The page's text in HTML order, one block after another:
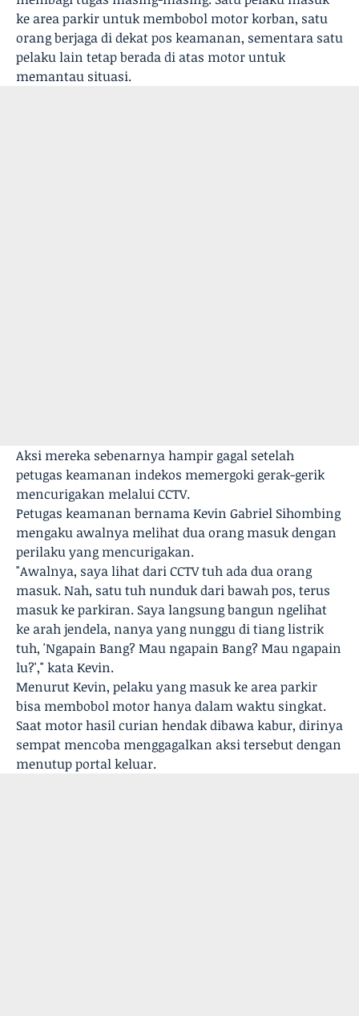
ke area parkir untuk membobol motor korban, satu
orang berjaga di dekat pos keamanan, sementara satu
pelaku lain tetap berada di atas motor untuk
memantau situasi.
Aksi mereka sebenarnya hampir gagal setelah
petugas keamanan indekos memergoki gerak-gerik
mencurigakan melalui CCTV.
Petugas keamanan bernama Kevin Gabriel Sihombing
mengaku awalnya melihat dua orang masuk dengan
perilaku yang mencurigakan.
"Awalnya, saya lihat dari CCTV tuh ada dua orang
masuk. Nah, satu tuh nunduk dari bawah pos, terus
masuk ke parkiran. Saya langsung bangun ngelihat
ke arah jendela, nanya yang nunggu di tiang listrik
tuh, 'Ngapain Bang? Mau ngapain Bang? Mau ngapain
lu?'," kata Kevin.
Menurut Kevin, pelaku yang masuk ke area parkir
bisa membobol motor hanya dalam waktu singkat.
Saat motor hasil curian hendak dibawa kabur, dirinya
sempat mencoba menggagalkan aksi tersebut dengan
menutup portal keluar.